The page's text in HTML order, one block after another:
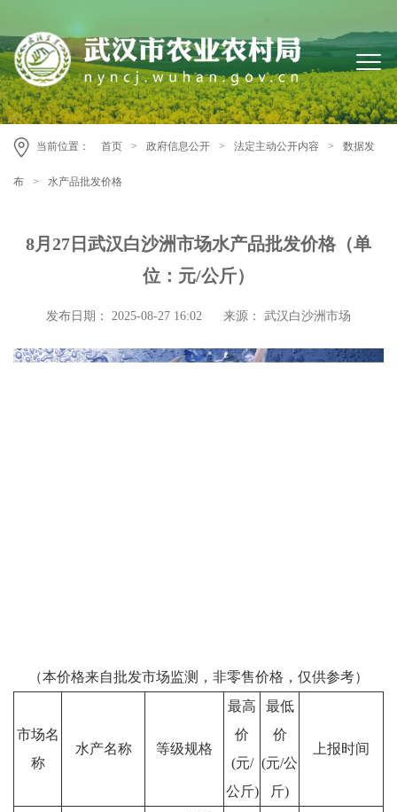
当前位置： 首页 > 政府信息公开 > 法定主动公开内容 > 数据发
布 > 水产品批发价格
8月27日武汉白沙洲市场水产品批发价格（单
位：元/公斤）
发布日期： 2025-08-27 16:02 来源： 武汉白沙洲市场
（本价格来自批发市场监测，非零售价格，仅供参考）
市场名
称
水产名称 等级规格
最高
价
(元/
公斤)
最低
价
(元/公
斤)
上报时间